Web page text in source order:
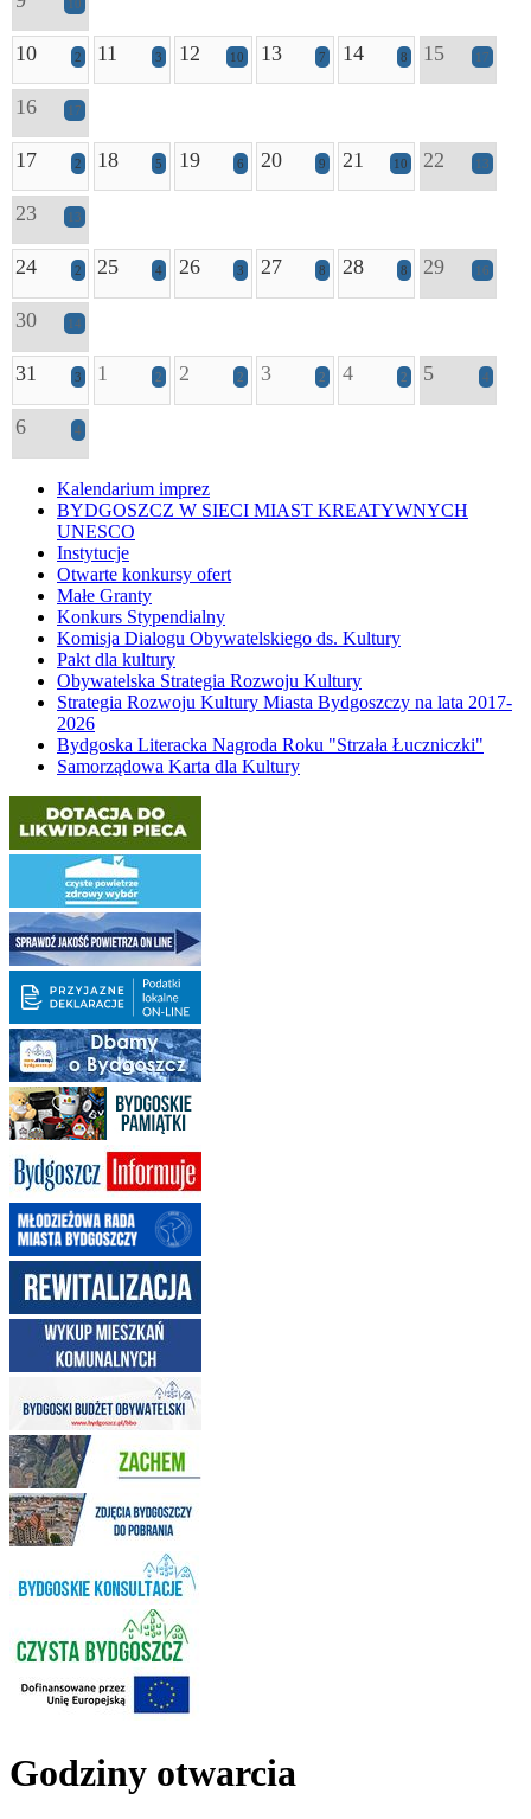
10
10 2 11 3 12 10 13 7 14 8 15 17
16 17
17 2 18 5 19 6 20 9 21 10 22 13
23 13
24 2 25 4 26 3 27 8 28 8 29 16
30 14
31 3 1 2 2 2 3 2 4 2 5 4
6 4
Kalendarium imprez
BYDGOSZCZ W SIECI MIAST KREATYWNYCH
UNESCO
Instytucje
Otwarte konkursy ofert
Małe Granty
Konkurs Stypendialny
Komisja Dialogu Obywatelskiego ds. Kultury
Pakt dla kultury
Obywatelska Strategia Rozwoju Kultury
Strategia Rozwoju Kultury Miasta Bydgoszczy na lata 2017-
2026
Bydgoska Literacka Nagroda Roku "Strzała Łuczniczki"
Samorządowa Karta dla Kultury
Godziny otwarcia